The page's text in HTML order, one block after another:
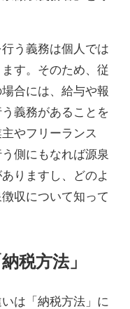
う義務は個人では
す。そのため、従
合には、給与や報
義務があることを
やフリーランス
側にもなれば源泉
りますし、どのよ
収について知って
税方法」
は「納税方法」に